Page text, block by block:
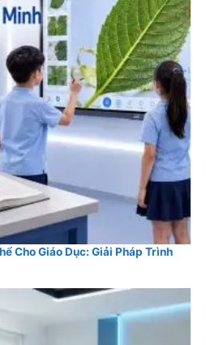
Cho Giáo Dục: Giải Pháp Trình